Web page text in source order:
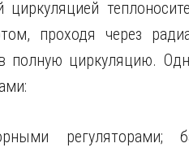
проходя через
полную циркуляцию.
регуляторами;